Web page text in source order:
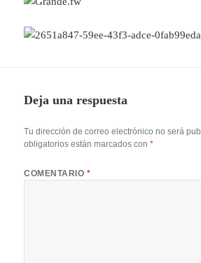
Deja una respuesta
Tu dirección de correo electrónico no será
obligatorios están marcados con*
COMENTARIO *